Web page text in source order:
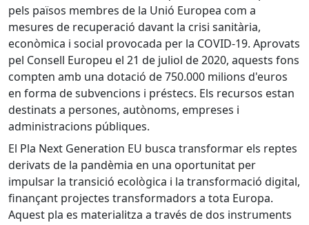
pels països membres de la Unió Europea com a
mesures de recuperació davant la crisi sanitària,
econòmica i social provocada per la COVID-19. Aprovats
pel Consell Europeu el 21 de juliol de 2020, aquests fons
compten amb una dotació de 750.000 milions d'euros
en forma de subvencions i préstecs. Els recursos estan
destinats a persones, autònoms, empreses i
administracions públiques.
El Pla Next Generation EU busca transformar els reptes
derivats de la pandèmia en una oportunitat per
impulsar la transició ecològica i la transformació digital,
finançant projectes transformadors a tota Europa.
Aquest pla es materialitza a través de dos instruments